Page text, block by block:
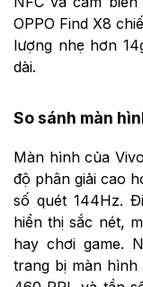
OPPO Find X8
lượng nhẹ hơn
dài.
So sánh màn
Màn hình của
độ phân giải cao
số quét 144Hz.
hiển thị sắc nét,
hay chơi game.
trang bị màn